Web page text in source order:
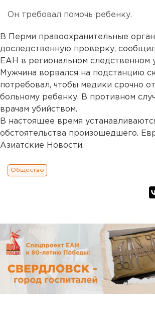
Он требовал помочь ребенку.
В Перми правоохранительные
доследственную проверку,
ЕАН в региональном следственном
Мужчина ворвался на подстанцию
потребовал, чтобы медики срочно
больному ребенку. В противном
врачам убийством.
В настоящее время
обстоятельства произошедшего.
Азиатские Новости.
Общество